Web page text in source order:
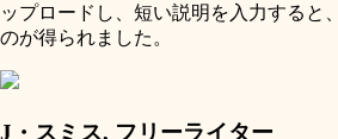
ップロードし、短い説明を入力すると
のが得られました。
J・スミス, フリーライター